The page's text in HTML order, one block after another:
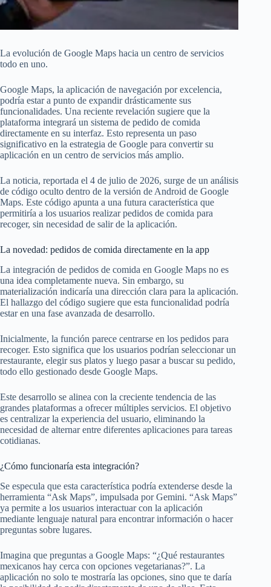
La evolución de Google Maps hacia un centro de servicios
todo en uno.
Google Maps, la aplicación de navegación por excelencia,
podría estar a punto de expandir drásticamente sus
funcionalidades. Una reciente revelación sugiere que la
plataforma integrará un sistema de pedido de comida
directamente en su interfaz. Esto representa un paso
significativo en la estrategia de Google para convertir su
aplicación en un centro de servicios más amplio.
La noticia, reportada el 4 de julio de 2026, surge de un análisis
de código oculto dentro de la versión de Android de Google
Maps. Este código apunta a una futura característica que
permitiría a los usuarios realizar pedidos de comida para
recoger, sin necesidad de salir de la aplicación.
La novedad: pedidos de comida directamente en la app
La integración de pedidos de comida en Google Maps no es
una idea completamente nueva. Sin embargo, su
materialización indicaría una dirección clara para la aplicación.
El hallazgo del código sugiere que esta funcionalidad podría
estar en una fase avanzada de desarrollo.
Inicialmente, la función parece centrarse en los pedidos para
recoger. Esto significa que los usuarios podrían seleccionar un
restaurante, elegir sus platos y luego pasar a buscar su pedido,
todo ello gestionado desde Google Maps.
Este desarrollo se alinea con la creciente tendencia de las
grandes plataformas a ofrecer múltiples servicios. El objetivo
es centralizar la experiencia del usuario, eliminando la
necesidad de alternar entre diferentes aplicaciones para tareas
cotidianas.
¿Cómo funcionaría esta integración?
Se especula que esta característica podría extenderse desde la
herramienta “Ask Maps”, impulsada por Gemini. “Ask Maps”
ya permite a los usuarios interactuar con la aplicación
mediante lenguaje natural para encontrar información o hacer
preguntas sobre lugares.
Imagina que preguntas a Google Maps: “¿Qué restaurantes
mexicanos hay cerca con opciones vegetarianas?”. La
aplicación no solo te mostraría las opciones, sino que te daría